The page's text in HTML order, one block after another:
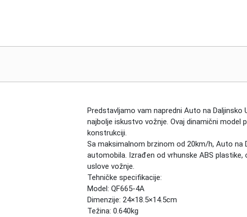
Predstavljamo vam napredni Auto na Daljinsko
najbolje iskustvo vožnje. Ovaj dinamični
konstrukciji.
Sa maksimalnom brzinom od 20km/h, Auto na
automobila. Izrađen od vrhunske ABS
uslove vožnje.
Tehničke specifikacije:
Model: QF665-4A
Dimenzije: 24×18.5×14.5cm
Težina: 0.640kg